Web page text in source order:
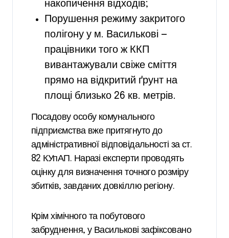
накопичення відходів;
Порушення режиму закритого
полігону у м. Василькові —
працівники того ж ККП
вивантажували свіже сміття
прямо на відкритий ґрунт на
площі близько 26 кв. метрів.
Посадову особу комунального
підприємства вже притягнуто до
адміністративної відповідальності за ст.
82 КУпАП. Наразі експерти проводять
оцінку для визначення точного розміру
збитків, завданих довкіллю регіону.
Крім хімічного та побутового
забруднення, у Василькові зафіксовано